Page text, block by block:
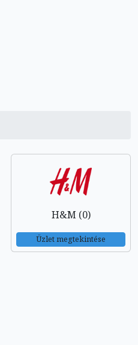
H&M (0)
Üzlet megtekintése